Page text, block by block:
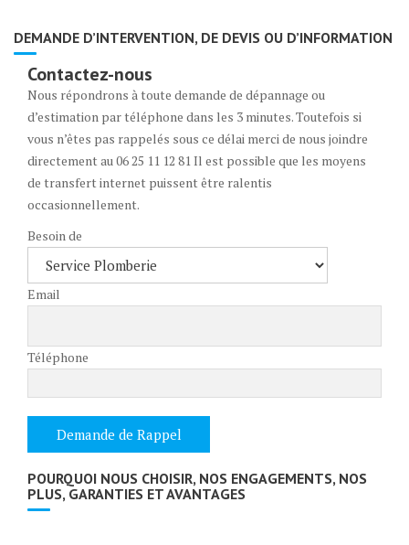
DEMANDE D’INTERVENTION, DE DEVIS OU D’INFORMATION
Contactez-nous
Nous répondrons à toute demande de dépannage ou
d’estimation par téléphone dans les 3 minutes. Toutefois si
vous n’êtes pas rappelés sous ce délai merci de nous joindre
directement au 06 25 11 12 81 Il est possible que les moyens
de transfert internet puissent être ralentis
occasionnellement.
Besoin de
Email
Téléphone
POURQUOI NOUS CHOISIR, NOS ENGAGEMENTS, NOS
PLUS, GARANTIES ET AVANTAGES